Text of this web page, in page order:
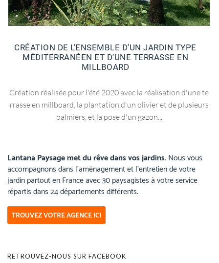
CRÉATION DE L’ENSEMBLE D’UN JARDIN TYPE
MÉDITERRANÉEN ET D’UNE TERRASSE EN
MILLBOARD
Création réalisée pour l'été 2020 avec la réalisation d'une te
rrasse en millboard, la plantation d'un olivier et de plusieurs
palmiers, et la pose d'un gazon...
Lantana Paysage met du rêve dans vos jardins.Nous vous
accompagnons dans l’aménagement et l’entretien de votre
jardin partout en France avec 30 paysagistes à votre service
répartis dans 24 départements différents.
TROUVEZ VOTRE AGENCE ICI
RETROUVEZ-NOUS SUR FACEBOOK